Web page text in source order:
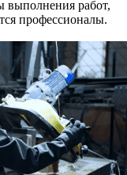
выполнения работ,
профессионалы.